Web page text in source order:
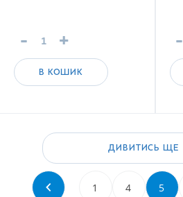
- +
В КОШИК
-
ДИВИТИСЬ ЩЕ
1 4 5